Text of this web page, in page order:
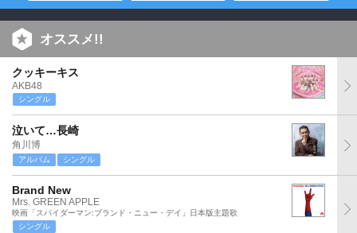
オススメ!!
クッキーキス
AKB48
シングル
泣いて…長崎
角川博
アルバム シングル
Brand New
Mrs. GREEN APPLE
映画「スパイダーマン:ブランド・ニュー・デイ」日本版主題歌
シングル